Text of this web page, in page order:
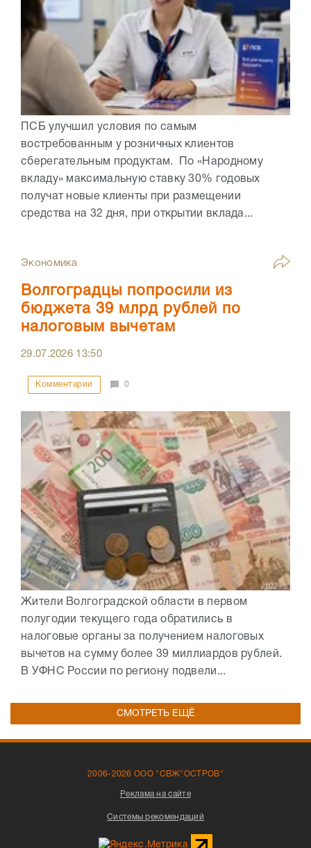
ПСБ улучшил условия по самым
востребованным у розничных клиентов
сберегательным продуктам. По «Народному
вкладу» максимальную ставку 30% годовых
получат новые клиенты при размещении
средства на 32 дня, при открытии вклада...
Экономика
Волгоградцы попросили из
бюджета 39 млрд рублей по
налоговым вычетам
29.07.2026 13:50
Комментарии 0
Жители Волгоградской области в первом
полугодии текущего года обратились в
налоговые органы за получением налоговых
вычетов на сумму более 39 миллиардов рублей.
В УФНС России по региону подвели...
СМОТРЕТЬ ЕЩЁ
2006-2026 ООО "СВЖ"ОСТРОВ"
Реклама на сайте
Системы рекомендаций